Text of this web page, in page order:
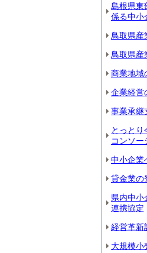
島根県東
係る中小
鳥取県産
鳥取県産
商業地域
企業経営
事業承継
とっと
コンソー
中小企業
貸金業の
県内中小
連携協定
経営革新
大規模小